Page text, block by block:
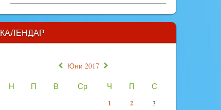
КАЛЕНДАР
« Юни 2017 »
Н П В Ср Ч П С
1 2
3